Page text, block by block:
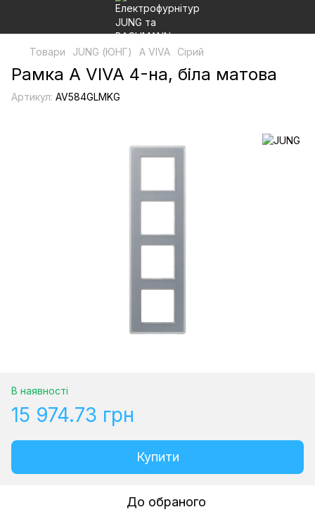
Товари JUNG (ЮНГ) A VIVA Сірий
Рамка A VIVA 4-на, біла матова
Артикул: AV584GLMKG
В наявності
15 974.73 грн
Купити
До обраного